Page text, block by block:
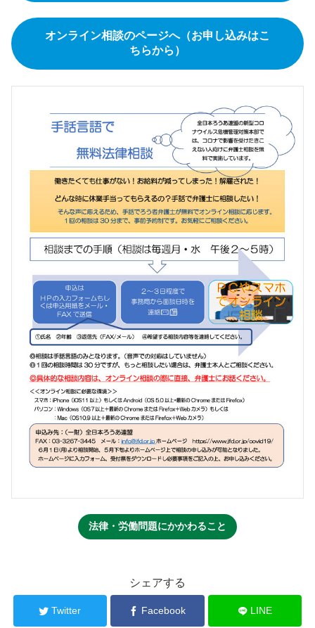
オンライン相談のページへ（お申し込みはこ
ちらから）
法律・労働問題にかかわること
シェアする
Twitter Facebook LINE